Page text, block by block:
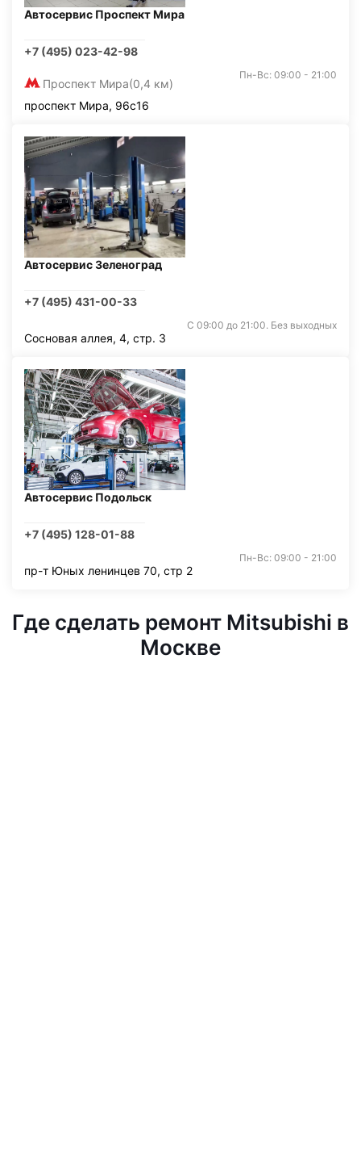
Автосервис Проспект Мира
+7 (495) 023-42-98
Проспект Мира(0,4 км)
Пн-Вс: 09:00 - 21:00
проспект Мира, 96с16
Автосервис Зеленоград
+7 (495) 431-00-33
С 09:00 до 21:00. Без выходных
Сосновая аллея, 4, стр. 3
Автосервис Подольск
+7 (495) 128-01-88
Пн-Вс: 09:00 - 21:00
пр-т Юных ленинцев 70, стр 2
Где сделать ремонт Mitsubishi в
Москве